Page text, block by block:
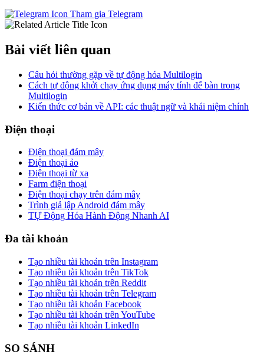
Tham gia Telegram
Bài viết liên quan
Câu hỏi thường gặp về tự động hóa Multilogin
Cách tự động khởi chạy ứng dụng máy tính để bàn trong
Multilogin
Kiến thức cơ bản về API: các thuật ngữ và khái niệm chính
Điện thoại
Điện thoại đám mây
Điện thoại ảo
Điện thoại từ xa
Farm điện thoại
Điện thoại chạy trên đám mây
Trình giả lập Android đám mây
TỰ Động Hóa Hành Động Nhanh AI
Đa tài khoản
Tạo nhiều tài khoản trên Instagram
Tạo nhiều tài khoản trên TikTok
Tạo nhiều tài khoản trên Reddit
Tạo nhiều tài khoản trên Telegram
Tạo nhiều tài khoản Facebook
Tạo nhiều tài khoản trên YouTube
Tạo nhiều tài khoản LinkedIn
SO SÁNH